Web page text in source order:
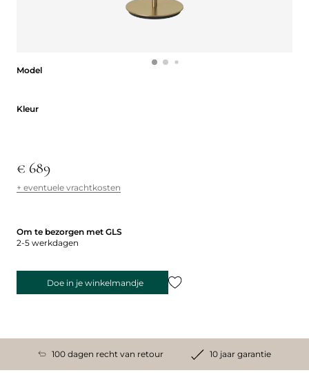
Model
Kleur
€ 689
+ eventuele vrachtkosten
Om te bezorgen met GLS
2-5 werkdagen
Doe in je winkelmandje
100 dagen recht van retour 10 jaar garantie